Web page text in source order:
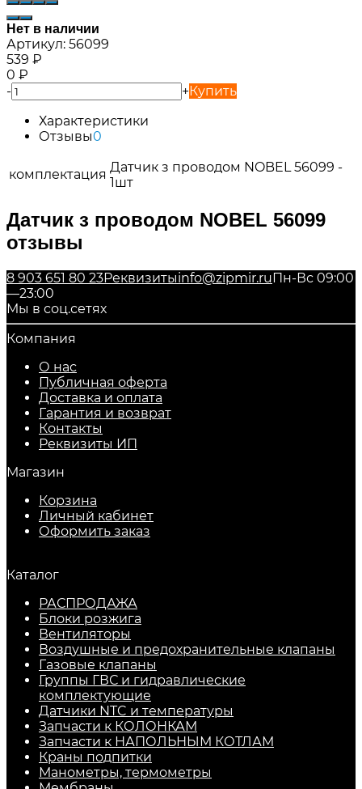
Нет в наличии
Артикул: 56099
539 ₽
0 ₽
-
+Купить
Характеристики
Отзывы0
комплектация Датчик з проводом NOBEL 56099 -
1шт
Датчик з проводом NOBEL 56099
отзывы
8 903 651 80 23Реквизитыinfo@zipmir.ruПн-Вс 09:00
—23:00
Мы в соц.сетях
Компания
О нас
Публичная оферта
Доставка и оплата
Гарантия и возврат
Контакты
Реквизиты ИП
Магазин
Корзина
Личный кабинет
Оформить заказ
Каталог
РАСПРОДАЖА
Блоки розжига
Вентиляторы
Воздушные и предохранительные клапаны
Газовые клапаны
Группы ГВС и гидравлические
комплектующие
Датчики NTC и температуры
Запчасти к КОЛОНКАМ
Запчасти к НАПОЛЬНЫМ КОТЛАМ
Краны подпитки
Манометры, термометры